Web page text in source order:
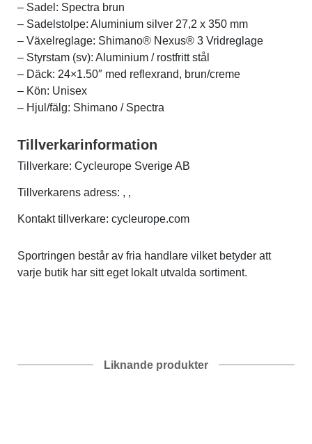
– Sadel: Spectra brun
– Sadelstolpe: Aluminium silver 27,2 x 350 mm
– Växelreglage: Shimano® Nexus® 3 Vridreglage
– Styrstam (sv): Aluminium / rostfritt stål
– Däck: 24×1.50″ med reflexrand, brun/creme
– Kön: Unisex
– Hjul/fälg: Shimano / Spectra
Tillverkarinformation
Tillverkare: Cycleurope Sverige AB
Tillverkarens adress: , ,
Kontakt tillverkare: cycleurope.com
Sportringen består av fria handlare vilket betyder att
varje butik har sitt eget lokalt utvalda sortiment.
Liknande produkter